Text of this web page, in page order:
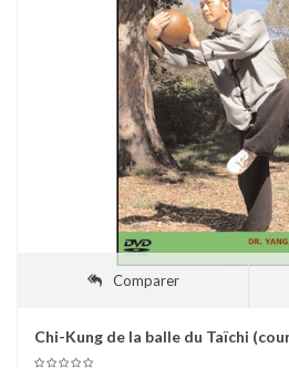
Comparer
Chi-Kung de la balle du Taïchi